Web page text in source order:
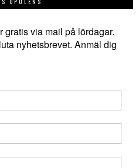
gratis via mail på lördagar.
nyhetsbrevet. Anmäl dig